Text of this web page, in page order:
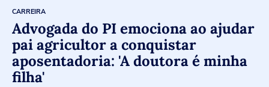
CARREIRA
Advogada do PI emociona ao ajudar
pai agricultor a conquistar
aposentadoria: 'A doutora é minha
filha'